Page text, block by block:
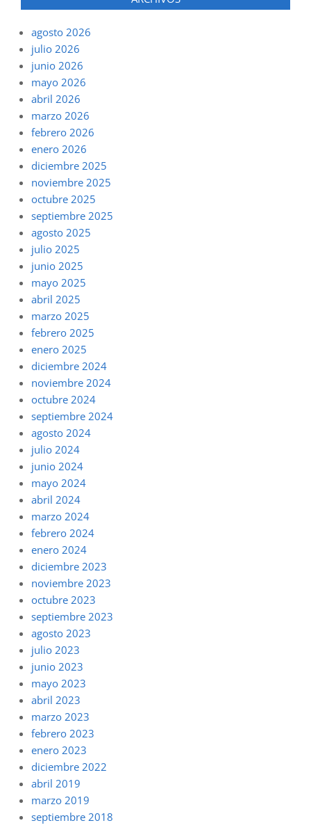
agosto 2026
julio 2026
junio 2026
mayo 2026
abril 2026
marzo 2026
febrero 2026
enero 2026
diciembre 2025
noviembre 2025
octubre 2025
septiembre 2025
agosto 2025
julio 2025
junio 2025
mayo 2025
abril 2025
marzo 2025
febrero 2025
enero 2025
diciembre 2024
noviembre 2024
octubre 2024
septiembre 2024
agosto 2024
julio 2024
junio 2024
mayo 2024
abril 2024
marzo 2024
febrero 2024
enero 2024
diciembre 2023
noviembre 2023
octubre 2023
septiembre 2023
agosto 2023
julio 2023
junio 2023
mayo 2023
abril 2023
marzo 2023
febrero 2023
enero 2023
diciembre 2022
abril 2019
marzo 2019
septiembre 2018